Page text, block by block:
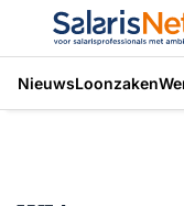
NieuwsLoonzaken